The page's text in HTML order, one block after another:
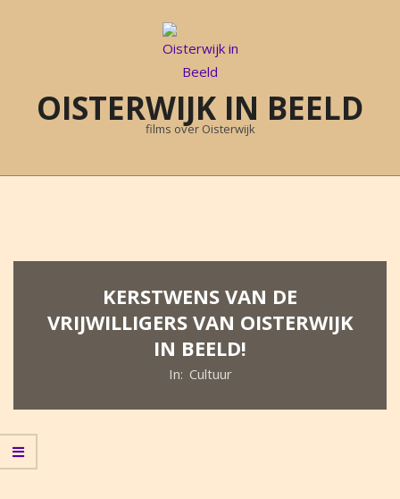
OISTERWIJK IN BEELD
films over Oisterwijk
Primary
KERSTWENS VAN DE
VRIJWILLIGERS VAN OISTERWIJK
IN BEELD!
In: Cultuur